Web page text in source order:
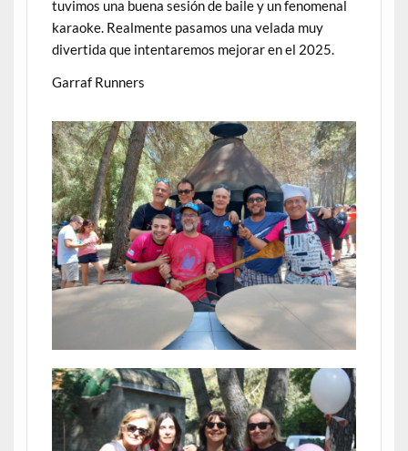
tuvimos una buena sesión de baile y un fenomenal
karaoke. Realmente pasamos una velada muy
divertida que intentaremos mejorar en el 2025.
Garraf Runners